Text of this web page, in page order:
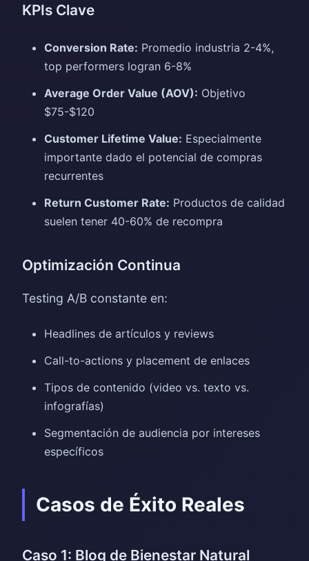
KPIs Clave
Conversion Rate: Promedio industria 2-4%,
top performers logran 6-8%
Average Order Value (AOV): Objetivo
$75-$120
Customer Lifetime Value: Especialmente
importante dado el potencial de compras
recurrentes
Return Customer Rate: Productos de calidad
suelen tener 40-60% de recompra
Optimización Continua
Testing A/B constante en:
Headlines de artículos y reviews
Call-to-actions y placement de enlaces
Tipos de contenido (video vs. texto vs.
infografías)
Segmentación de audiencia por intereses
específicos
Casos de Éxito Reales
Caso 1: Blog de Bienestar Natural